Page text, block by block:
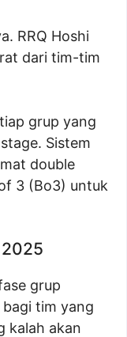
RRQ Hoshi
dari tim-tim
grup yang
Sistem
double
3 (Bo3) untuk
grup
tim yang
kalah akan